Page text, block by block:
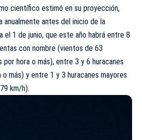
científico estimó en su proyección,
anualmente antes del inicio de la
el 1 de junio, que este año habrá entre 8
con nombre (vientos de 63
por hora o más), entre 3 y 6 huracanes
más) y entre 1 y 3 huracanes mayores
km/h).